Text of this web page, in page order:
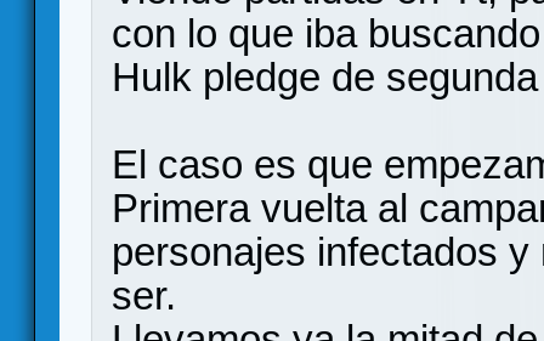
con lo que iba
Hulk pledge de
El caso es que
Primera vuelta al
personajes infectados
ser.